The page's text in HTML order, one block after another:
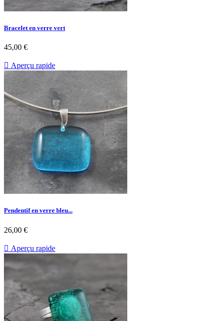
Bracelet en verre vert
45,00 €
 Aperçu rapide
Pendentif en verre bleu...
26,00 €
 Aperçu rapide